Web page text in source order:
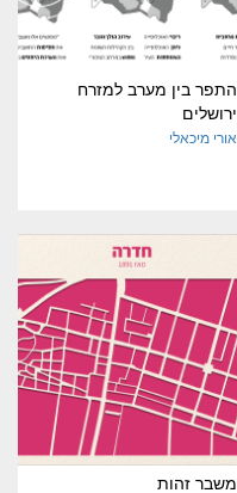
התפר בין מערב למזרח
ירושלים
אורי מיכאלי
משבר זהות